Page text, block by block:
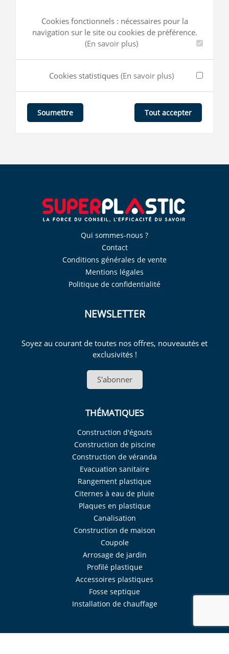
Cookies fonctionnels : nécessaires pour la
navigation sur le site ou cookies de préférence.
(En savoir plus)
Cookies statistiques (En savoir plus)
Soumettre Tout accepter
Qui sommes-nous ?
Contact
Conditions générales de vente
Mentions légales
Politique de confidentialité
NEWSLETTER
Soyez au courant de toutes nos offres, nouveautés et
exclusivités !
S'abonner
THÉMATIQUES
Construction d'égouts
Construction de piscine
Construction de véranda
Evacuation sanitaire
Rangement plastique
Citernes à eau de pluie
Plaques en plastique
Canalisation
Construction de maison
Coupole
Arrosage de jardin
Profilé plastique
Accessoires plastiques
Fosse septique
Installation de chauffage